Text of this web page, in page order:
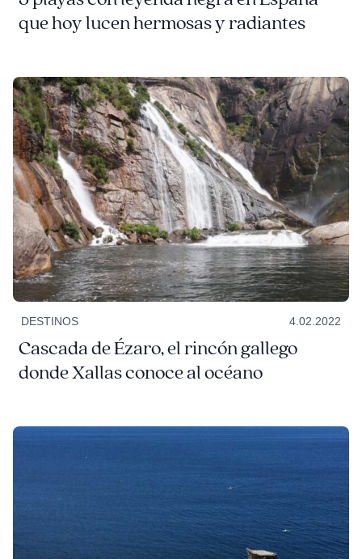
que hoy lucen hermosas y radiantes
DESTINOS 4.02.2022
Cascada de Ézaro, el rincón gallego
donde Xallas conoce al océano